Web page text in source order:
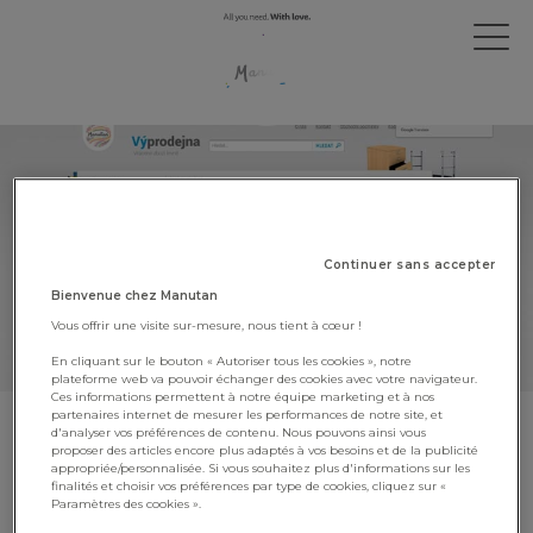
Manutan République tchèque
offre une seconde vie à ses
produits
Continuer sans accepter
Bienvenue chez Manutan
Vous offrir une visite sur-mesure, nous tient à cœur !
En cliquant sur le bouton « Autoriser tous les cookies », notre
plateforme web va pouvoir échanger des cookies avec votre navigateur.
Ces informations permettent à notre équipe marketing et à nos
partenaires internet de mesurer les performances de notre site, et
d'analyser vos préférences de contenu. Nous pouvons ainsi vous
proposer des articles encore plus adaptés à vos besoins et de la publicité
appropriée/personnalisée. Si vous souhaitez plus d'informations sur les
finalités et choisir vos préférences par type de cookies, cliquez sur «
Paramètres des cookies ».